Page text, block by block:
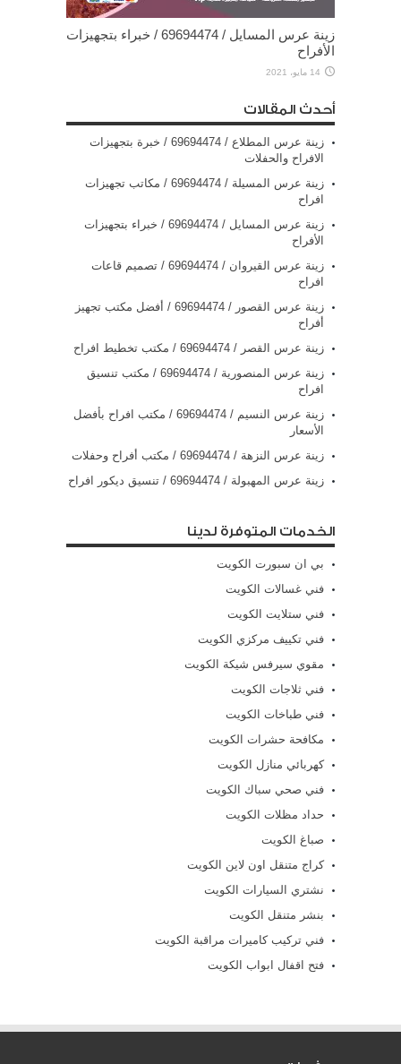
زينة عرس المسايل / 69694474 / خبراء بتجهيزات
الأفراح
14 مايو، 2021
أحدث المقالات
زينة عرس المطلاع / 69694474 / خبرة بتجهيزات
الافراح والحفلات
زينة عرس المسيلة / 69694474 / مكاتب تجهيزات
افراح
زينة عرس المسايل / 69694474 / خبراء بتجهيزات
الأفراح
زينة عرس القيروان / 69694474 / تصميم قاعات
افراح
زينة عرس القصور / 69694474 / أفضل مكتب تجهيز
أفراح
زينة عرس القصر / 69694474 / مكتب تخطيط افراح
زينة عرس المنصورية / 69694474 / مكتب تنسيق
افراح
زينة عرس النسيم / 69694474 / مكتب افراح بأفضل
الأسعار
زينة عرس النزهة / 69694474 / مكتب أفراح وحفلات
زينة عرس المهبولة / 69694474 / تنسيق ديكور افراح
الخدمات المتوفرة لدينا
بي ان سبورت الكويت
فني غسالات الكويت
فني ستلايت الكويت
فني تكييف مركزي الكويت
مقوي سيرفس شيكة الكويت
فني ثلاجات الكويت
فني طباخات الكويت
مكافحة حشرات الكويت
كهربائي منازل الكويت
فني صحي سباك الكويت
حداد مظلات الكويت
صباغ الكويت
كراج متنقل اون لاين الكويت
نشتري السيارات الكويت
بنشر متنقل الكويت
فني تركيب كاميرات مراقبة الكويت
فتح اقفال ابواب الكويت